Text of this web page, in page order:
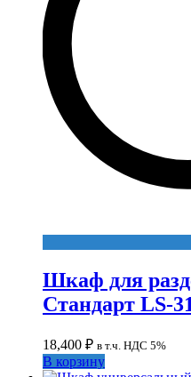
Шкаф для
Стандарт LS-
18,400 ₽ в т.ч. НДС 5%
В корзину